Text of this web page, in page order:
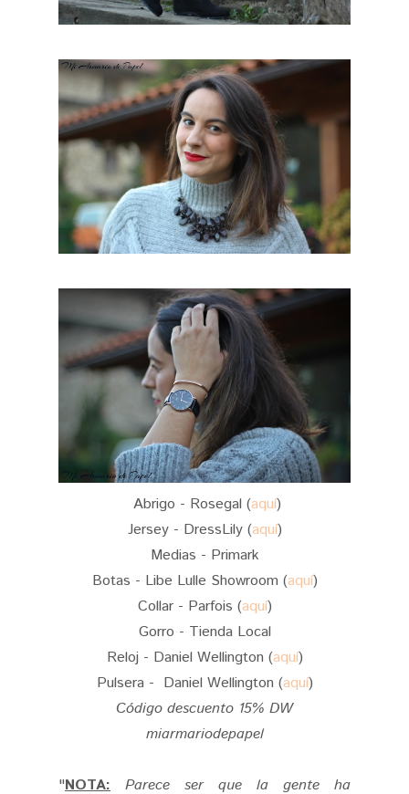
Abrigo - Rosegal (aquí)
Jersey - DressLily (aquí)
Medias - Primark
Botas - Libe Lulle Showroom (aquí)
Collar - Parfois (aquí)
Gorro - Tienda Local
Reloj - Daniel Wellington (aquí)
Pulsera - Daniel Wellington (aquí)
Código descuento 15% DW
miarmariodepapel
"NOTA: Parece ser que la gente ha